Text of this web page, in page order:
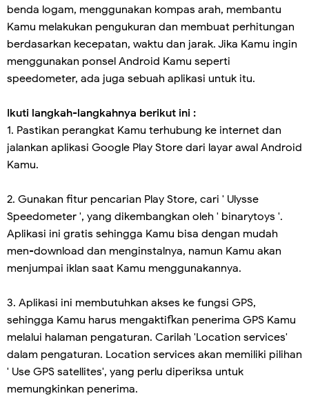
benda logam, menggunakan kompas arah, membantu
Kamu melakukan pengukuran dan membuat perhitungan
berdasarkan kecepatan, waktu dan jarak. Jika Kamu ingin
menggunakan ponsel Android Kamu seperti
speedometer, ada juga sebuah aplikasi untuk itu.
Ikuti langkah-langkahnya berikut ini :
1. Pastikan perangkat Kamu terhubung ke internet dan
jalankan aplikasi Google Play Store dari layar awal Android
Kamu.
2. Gunakan fitur pencarian Play Store, cari ' Ulysse
Speedometer ', yang dikembangkan oleh ' binarytoys '.
Aplikasi ini gratis sehingga Kamu bisa dengan mudah
men-download dan menginstalnya, namun Kamu akan
menjumpai iklan saat Kamu menggunakannya.
3. Aplikasi ini membutuhkan akses ke fungsi GPS,
sehingga Kamu harus mengaktifkan penerima GPS Kamu
melalui halaman pengaturan. Carilah 'Location services'
dalam pengaturan. Location services akan memiliki pilihan
' Use GPS satellites', yang perlu diperiksa untuk
memungkinkan penerima.